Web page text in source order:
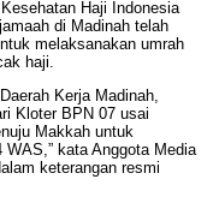
Haji Indonesia
di Madinah telah
melaksanakan umrah
haji.
Kerja Madinah,
Kloter BPN 07 usai
Makkah untuk
kata Anggota Media
keterangan resmi